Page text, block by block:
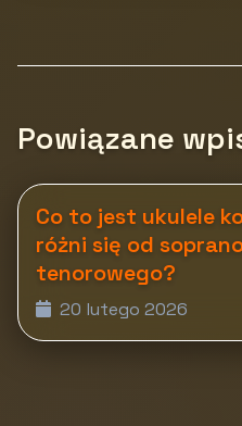
Powiązane
Co to jest ukulele
różni się od
tenorowego?
20 lutego 2026